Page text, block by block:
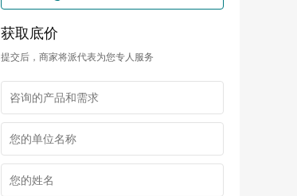
获取底价
提交后，商家将派代表为您专人服务